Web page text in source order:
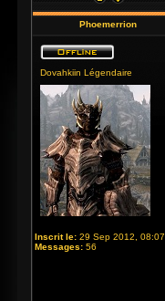
Phoemerrion
Dovahkiin Légendaire
Inscrit le: 29 Sep 2012, 08:07
Messages: 56